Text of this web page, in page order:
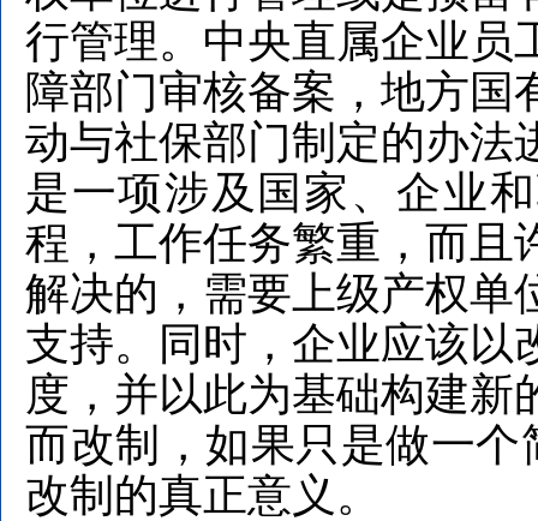
行管理。中央直属企业员
障部门审核备案，地方国
动与社保部门制定的办法
是一项涉及国家、企业
程，工作任务繁重，而且
解决的，需要上级产权单
支持。同时，企业应该以
度，并以此为基础构建新
而改制，如果只是做一个
改制的真正意义。